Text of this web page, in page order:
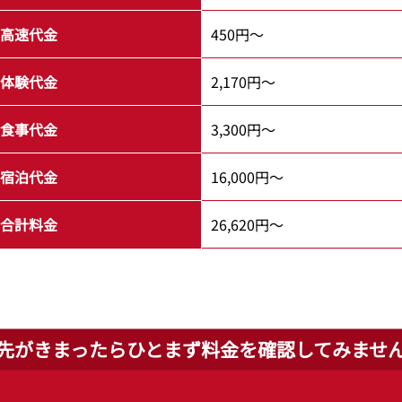
高速代金 450円～
体験代金 2,170円～
食事代金 3,300円～
宿泊代金 16,000円～
合計料金 26,620円～
がきまったらひとまず料金を確認してみませ